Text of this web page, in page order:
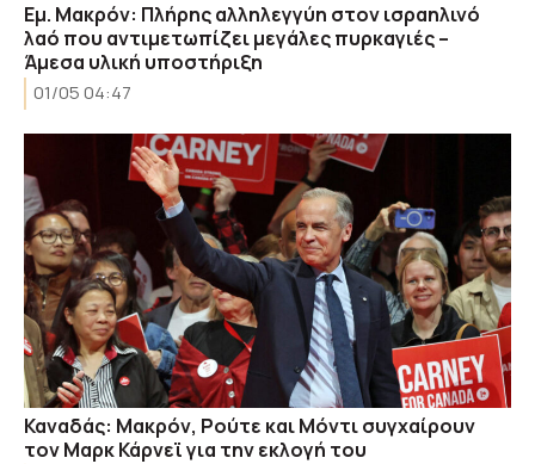
Εμ. Μακρόν: Πλήρης αλληλεγγύη στον ισραηλινό
λαό που αντιμετωπίζει μεγάλες πυρκαγιές –
Άμεσα υλική υποστήριξη
01/05 04:47
Καναδάς: Μακρόν, Ρούτε και Μόντι συγχαίρουν
τον Μαρκ Κάρνεϊ για την εκλογή του